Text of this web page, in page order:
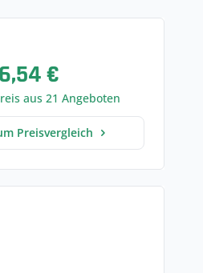
€
aus 21 Angeboten
Preisvergleich